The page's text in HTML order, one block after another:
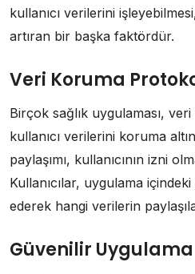
kullanıcı verilerini
artıran bir başka faktördür.
Veri Koruma
Birçok sağlık uygulaması,
kullanıcı verilerini koruma
paylaşımı, kullanıcının izni
Kullanıcılar, uygulama
ederek hangi verilerin
Güvenilir